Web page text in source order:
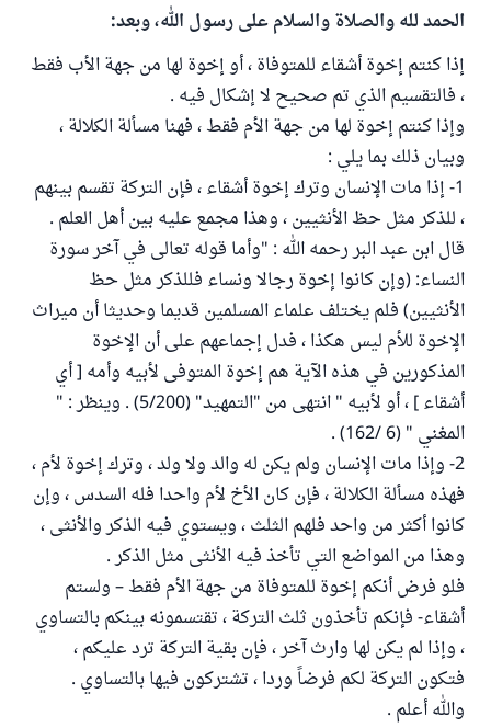
الحمد لله والصلاة والسلام على رسول الله، وبعد:
إذا كنتم إخوة أشقاء للمتوفاة ، أو إخوة لها من جهة الأب فقط
، فالتقسيم الذي تم صحيح لا إشكال فيه .
وإذا كنتم إخوة لها من جهة الأم فقط ، فهنا مسألة الكلالة ،
وبيان ذلك بما يلي :
1- إذا مات الإنسان وترك إخوة أشقاء ، فإن التركة تقسم بينهم
، للذكر مثل حظ الأنثيين ، وهذا مجمع عليه بين أهل العلم .
قال ابن عبد البر رحمه الله : "وأما قوله تعالى في آخر سورة
النساء: (‏وإن كانوا إخوة رجالا ونساء فللذكر مثل حظ
الأنثيين) فلم يختلف علماء المسلمين قديما وحديثا أن ميراث
الإخوة للأم ليس هكذا ، فدل إجماعهم على أن الإخوة
المذكورين في هذه الآية هم إخوة المتوفى لأبيه وأمه [ أي
أشقاء ] ، أو لأبيه " انتهى من "التمهيد" (5/200) . وينظر : "
المغني " (6 /162) .
2- وإذا مات الإنسان ولم يكن له والد ولا ولد ، وترك إخوة لأم ،
فهذه مسألة الكلالة ، فإن كان الأخ لأم واحدا فله السدس ، وإن
كانوا أكثر من واحد فلهم الثلث ، ويستوي فيه الذكر والأنثى ،
وهذا من المواضع التي تأخذ فيه الأنثى مثل الذكر .
فلو فرض أنكم إخوة للمتوفاة من جهة الأم فقط – ولستم
أشقاء- فإنكم تأخذون ثلث التركة ، تقتسمونه بينكم بالتساوي
، وإذا لم يكن لها وارث آخر ، فإن بقية التركة ترد عليكم ،
فتكون التركة لكم فرضاً وردا ، تشتركون فيها بالتساوي .
والله أعلم .